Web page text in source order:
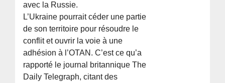
avec la Russie.
L’Ukraine pourrait céder une partie
de son territoire pour résoudre le
conflit et ouvrir la voie à une
adhésion à l’OTAN. C’est ce qu’a
rapporté le journal britannique The
Daily Telegraph, citant des